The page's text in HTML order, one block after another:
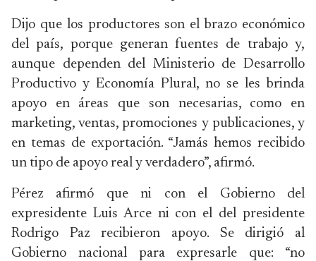
Dijo que los productores son el brazo económico
del país, porque generan fuentes de trabajo y,
aunque dependen del Ministerio de Desarrollo
Productivo y Economía Plural, no se les brinda
apoyo en áreas que son necesarias, como en
marketing, ventas, promociones y publicaciones, y
en temas de exportación. “Jamás hemos recibido
un tipo de apoyo real y verdadero”, afirmó.
Pérez afirmó que ni con el Gobierno del
expresidente Luis Arce ni con el del presidente
Rodrigo Paz recibieron apoyo. Se dirigió al
Gobierno nacional para expresarle que: “no